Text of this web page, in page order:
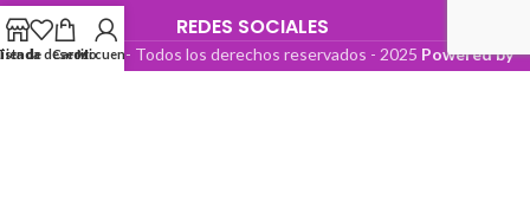
REDES SOCIALES
OhMyTienda! - Todos los derechos reservados - 2025 Powered by
de deseos
CarritoMi cuenta